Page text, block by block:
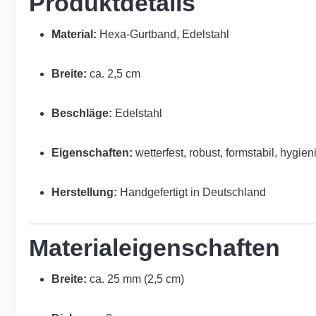
Material: Hexa-Gurtband, Edelstahl
Breite: ca. 2,5 cm
Beschläge: Edelstahl
Eigenschaften: wetterfest, robust, formstabil,
Herstellung: Handgefertigt in Deutschland
Materialeigenschaften
Breite: ca. 25 mm (2,5 cm)